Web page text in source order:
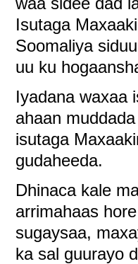
Isutaga
Soomaliya
uu ku
Iyadana waxaa
ahaan
isutaga
gudaheeda.
Dhinaca kale
arrimahaas
sugaysaa,
ka sal guurayo